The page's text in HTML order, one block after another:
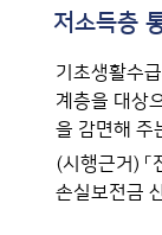
저소득층
기초생활수
계층을 대상
을 감면해 주
(시행근거) 「
손실보전금